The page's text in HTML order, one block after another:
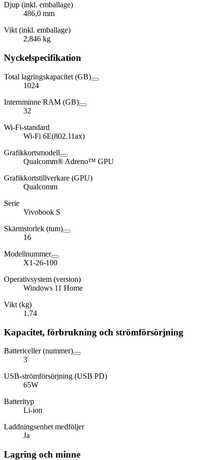
Djup (inkl. emballage)
486,0 mm
Vikt (inkl. emballage)
2,846 kg
Nyckelspecifikation
Total lagringskapacitet (GB)
1024
Internminne RAM (GB)
32
Wi-Fi-standard
Wi-Fi 6E(802.11ax)
Grafikkortsmodell
Qualcomm® Adreno™ GPU
Grafikkortstillverkare (GPU)
Qualcomm
Serie
Vivobook S
Skärmstorlek (tum)
16
Modellnummer
X1-26-100
Operativsystem (version)
Windows 11 Home
Vikt (kg)
1.74
Kapacitet, förbrukning och strömförsörjning
Battericeller (nummer)
3
USB-strömförsörjning (USB PD)
65W
Batterityp
Li-ion
Laddningsenhet medföljer
Ja
Lagring och minne